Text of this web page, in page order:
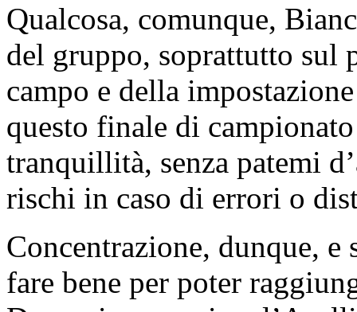
Qualcosa, comunque,
del gruppo, soprattutto sul
campo e della
questo finale di
tranquillità, senza patemi
rischi in caso di errori o
Concentrazione, dunque,
fare bene per poter